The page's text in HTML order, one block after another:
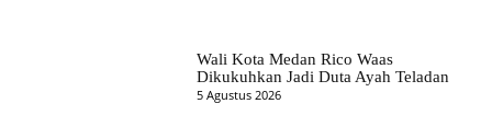
Wali Kota Medan Rico Waas
Dikukuhkan Jadi Duta Ayah Teladan
5 Agustus 2026